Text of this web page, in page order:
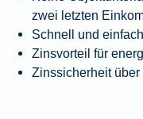
zwei letzten
Schnell und
Zinsvorteil für
Zinssicherheit